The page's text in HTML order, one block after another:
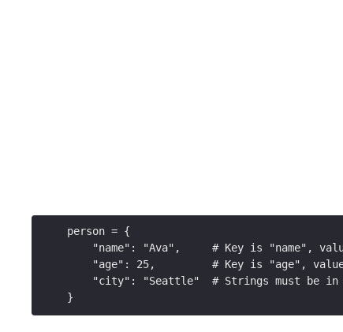
person = {
"name": "Ava",     # Key is "name",
"age": 25,         # Key is "age",
"city": "Seattle"  # Strings must be
}